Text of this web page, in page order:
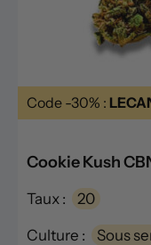
Code -30% :
Cookie Kush
Taux : 20
Culture : Sous